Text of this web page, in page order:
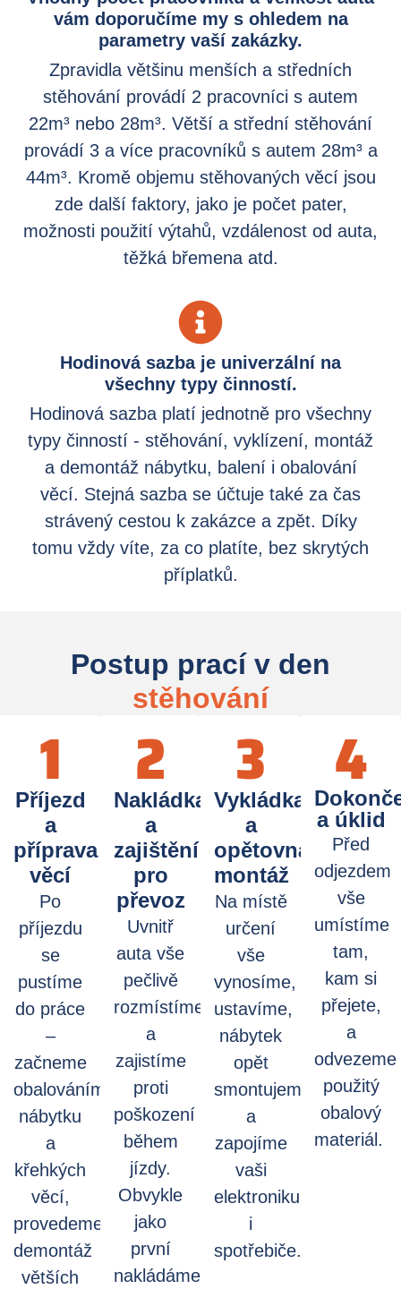
vám doporučíme my s ohledem na
parametry vaší zakázky.
Zpravidla většinu menších a středních
stěhování provádí 2 pracovníci s autem
22m³ nebo 28m³. Větší a střední stěhování
provádí 3 a více pracovníků s autem 28m³ a
44m³. Kromě objemu stěhovaných věcí jsou
zde další faktory, jako je počet pater,
možnosti použití výtahů, vzdálenost od auta,
těžká břemena atd.
Hodinová sazba je univerzální na
všechny typy činností.
Hodinová sazba platí jednotně pro všechny
typy činností - stěhování, vyklízení, montáž
a demontáž nábytku, balení i obalování
věcí. Stejná sazba se účtuje také za čas
strávený cestou k zakázce a zpět. Díky
tomu vždy víte, za co platíte, bez skrytých
příplatků.
Postup prací v den
stěhování
1
Příjezd
a
příprava
věcí
Po
příjezdu
se
pustíme
do práce
–
začneme
obalováním
nábytku
a
křehkých
věcí,
provedeme
demontáž
větších
2
Nakládka
a
zajištění
pro
převoz
Uvnitř
auta vše
pečlivě
rozmístíme
a
zajistíme
proti
poškození
během
jízdy.
Obvykle
jako
první
nakládáme
3
Vykládka
a
opětovná
montáž
Na místě
určení
vše
vynosíme,
ustavíme,
nábytek
opět
smontujeme
a
zapojíme
vaši
elektroniku
i
spotřebiče.
4
a úklid
Před
odjezdem
vše
umístíme
tam,
kam si
přejete,
a
odvezeme
použitý
obalový
materiál.